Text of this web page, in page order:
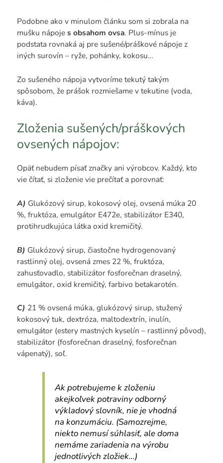
Podobne ako v minulom článku som si zobrala na
mušku nápojes obsahom ovsa. Plus-mínus je
podstata rovnaká aj pre sušené/práškové nápoje z
iných surovín – ryže, pohánky, kokosu…
Zo sušeného nápoja vytvoríme tekutý takým
spôsobom, že prášok rozmiešame v tekutine (voda,
káva).
Zloženia sušených/práškových
ovsených nápojov:
Opäť nebudem písať značky ani výrobcov. Každý, kto
vie čítať, si zloženie vie prečítať a porovnať:
A) Glukózový sirup, kokosový olej, ovsená múka 20
%, fruktóza, emulgátor E472e, stabilizátor E340,
protihrudkujúca látka oxid kremičitý.
B) Glukózový sirup, čiastočne hydrogenovaný
rastlinný olej, ovsená zmes 22 %, fruktóza,
zahusťovadlo, stabilizátor fosforečnan draselný,
emulgátor, oxid kremičitý, farbivo betakarotén.
C) 21 % ovsená múka, glukózový sirup, stužený
kokosový tuk, dextróza, maltodextrín, inulín,
emulgátor (estery mastných kyselín – rastlinný pôvod),
stabilizátor (fosforečnan draselný, fosforečnan
vápenatý), soľ.
Ak potrebujeme k zloženiu
akejkoľvek potraviny odborný
výkladový slovník, nie je vhodná
na konzumáciu. (Samozrejme,
niekto nemusí súhlasiť, ale doma
nemáme zariadenia na výrobu
jednotlivých zložiek…)